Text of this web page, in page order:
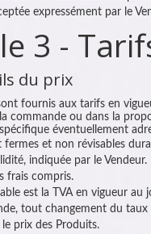
expressément par le
3 -
du prix
fournis aux tarifs en
commande ou dans la
éventuellement
fermes et non révisables
indiquée par le Vendeur.
frais compris.
est la TVA en vigueur au
tout changement du taux
prix des Produits.